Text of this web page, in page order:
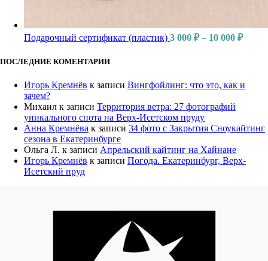
Подарочный сертификат (пластик) 3 000 ₽ – 10 000 ₽
ПОСЛЕДНИЕ КОМЕНТАРИИ
Игорь Кремнёв к записи Вингфойлинг: что это, как и
зачем?
Михаил к записи Территория ветра: 27 фотографий
уникального спота на Верх-Исетском пруду
Анна Кремнёва к записи 34 фото с Закрытия Сноукайтинг
сезона в Екатеринбурге
Ольга Л. к записи Апрельский кайтинг на Хайнане
Игорь Кремнёв к записи Погода. Екатеринбург, Верх-
Исетский пруд